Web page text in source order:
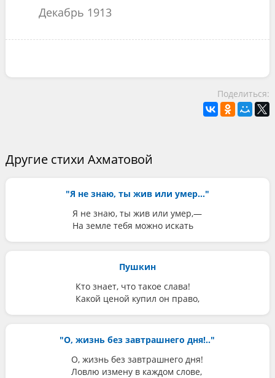
Декабрь 1913
Поделиться:
Другие стихи Ахматовой
"Я не знаю, ты жив или умер..."
Я не знаю, ты жив или умер,—
На земле тебя можно искать
Пушкин
Кто знает, что такое слава!
Какой ценой купил он право,
"О, жизнь без завтрашнего дня!.."
О, жизнь без завтрашнего дня!
Ловлю измену в каждом слове,